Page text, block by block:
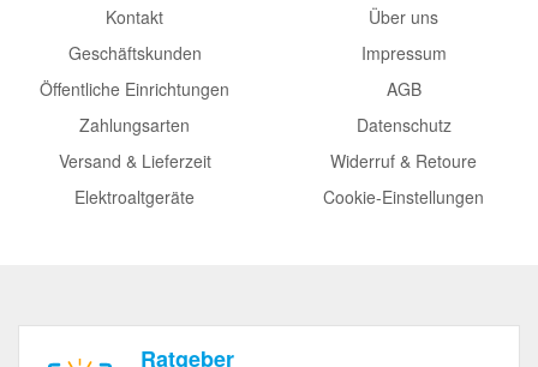
Kontakt
Geschäftskunden
Öffentliche Einrichtungen
Zahlungsarten
Versand & Lieferzeit
Elektroaltgeräte
Über uns
Impressum
AGB
Datenschutz
Widerruf & Retoure
Cookie-Einstellungen
Ratgeber